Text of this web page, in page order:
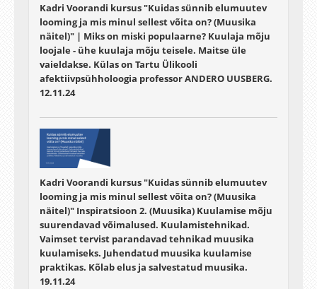
Kadri Voorandi kursus "Kuidas sünnib elumuutev
looming ja mis minul sellest võita on? (Muusika
näitel)" | Miks on miski populaarne? Kuulaja mõju
loojale - ühe kuulaja mõju teisele. Maitse üle
vaieldakse. Külas on Tartu Ülikooli
afektiivpsühholoogia professor ANDERO UUSBERG.
12.11.24
Kadri Voorandi kursus "Kuidas sünnib elumuutev
looming ja mis minul sellest võita on? (Muusika
näitel)" Inspiratsioon 2. (Muusika) Kuulamise mõju
suurendavad võimalused. Kuulamistehnikad.
Vaimset tervist parandavad tehnikad muusika
kuulamiseks. Juhendatud muusika kuulamise
praktikas. Kõlab elus ja salvestatud muusika.
19.11.24